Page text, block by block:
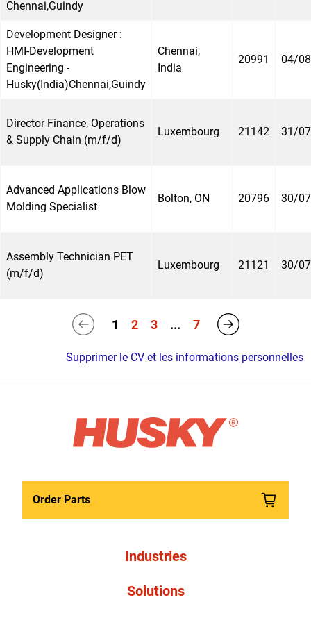
Chennai,Guindy
Development Designer :
HMI-Development
Engineering -
Husky(India)Chennai,Guindy
Chennai,
India
20991 04/
Director Finance, Operations
& Supply Chain (m/f/d)
Luxembourg 21142 31/
Advanced Applications Blow
Molding Specialist
Bolton, ON 20796 30/
Assembly Technician PET
(m/f/d)
Luxembourg 21121 30/
1 2 3 ... 7
Supprimer le CV et les informations personnelles
Order Parts
Industries
Solutions